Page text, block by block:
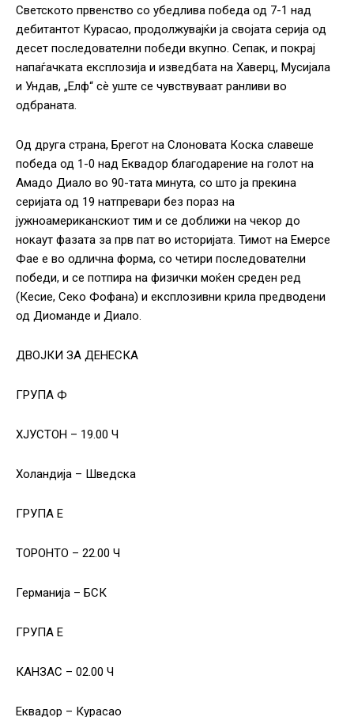
Светското првенство со убедлива победа од 7-1 над
дебитантот Курасао, продолжувајќи ја својата серија од
десет последователни победи вкупно. Сепак, и покрај
напаѓачката експлозија и изведбата на Хаверц, Мусијала
и Ундав, „Елф“ сè уште се чувствуваат ранливи во
одбраната.
Од друга страна, Брегот на Слоновата Коска славеше
победа од 1-0 над Еквадор благодарение на голот на
Амадо Диало во 90-тата минута, со што ја прекина
серијата од 19 натпревари без пораз на
јужноамериканскиот тим и се доближи на чекор до
нокаут фазата за прв пат во историјата. Тимот на Емерсе
Фае е во одлична форма, со четири последователни
победи, и се потпира на физички моќен среден ред
(Кесие, Секо Фофана) и експлозивни крила предводени
од Диоманде и Диало.
ДВОЈКИ ЗА ДЕНЕСКА
ГРУПА Ф
ХЈУСТОН – 19.00 Ч
Холандија – Шведска
ГРУПА Е
ТОРОНТО – 22.00 Ч
Германија – БСК
ГРУПА Е
КАНЗАС – 02.00 Ч
Еквадор – Курасао